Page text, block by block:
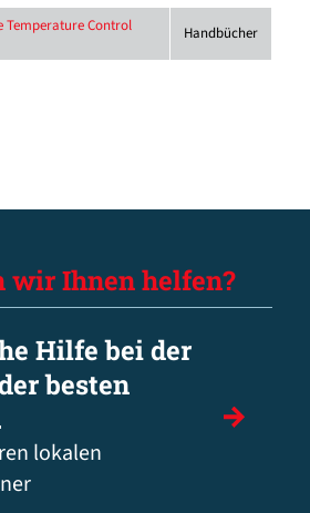
Temperature Control Handbücher
wir Ihnen helfen?
Hilfe bei der
besten
lokalen